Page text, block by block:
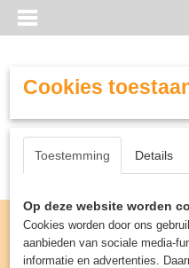
Cookies
Toestemming Details
Op deze website worden
Cookies worden door ons
aanbieden van sociale media-
informatie en advertenties.